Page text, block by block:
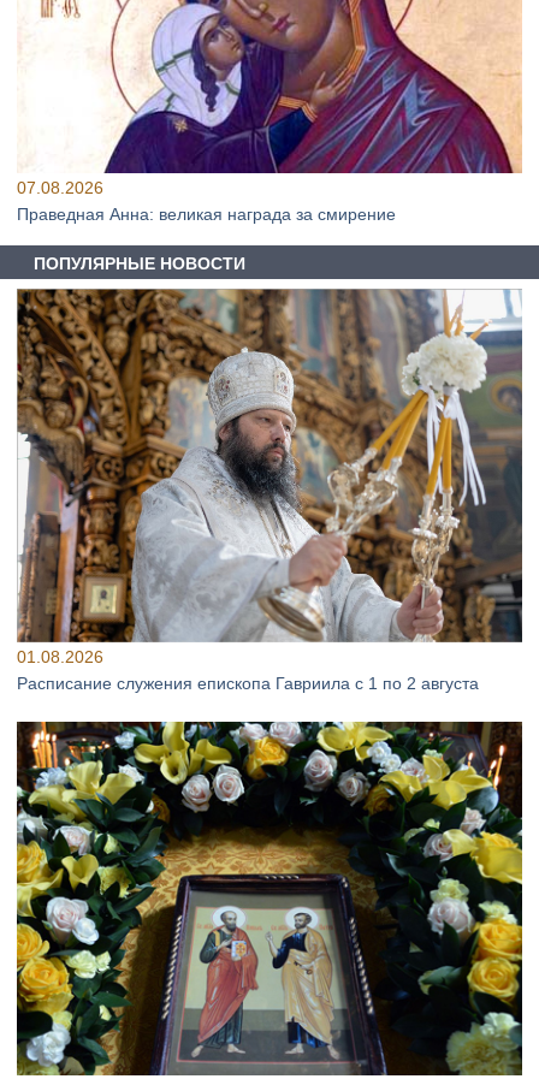
07.08.2026
Праведная Анна: великая награда за смирение
ПОПУЛЯРНЫЕ НОВОСТИ
01.08.2026
Расписание служения епископа Гавриила с 1 по 2 августа